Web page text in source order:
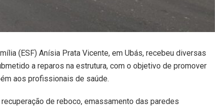
(ESF) Anísia Prata Vicente, em Ubás, recebeu diversas
a reparos na estrutura, com o objetivo de promover
aos profissionais de saúde.
de reboco, emassamento das paredes